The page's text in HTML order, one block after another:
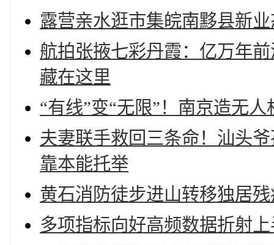
露营亲水逛市集皖南黟县新
航拍张掖七彩丹霞：亿万年
藏在这里
“有线”变“无限”！南京造无
夫妻联手救回三条命！汕头
靠本能托举
黄石消防徒步进山转移独居
多项指标向好高频数据折射